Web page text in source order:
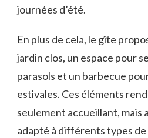
journées d’été.
En plus de cela, le gîte
jardin clos, un espace pour
parasols et un barbecue
estivales. Ces éléments
seulement accueillant, mais
adapté à différents types de